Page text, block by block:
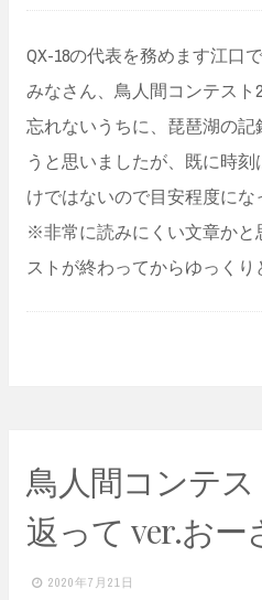
QX-18の代表を務めます江口で
みなさん、鳥人間コンテスト
忘れないうちに、琵琶湖の
うと思いましたが、既に時
けではないので目安程度にな
※非常に読みにくい文章かと
ストが終わってからゆっくり
鳥人間コンテス
返って ver.おー
2020年7月21日